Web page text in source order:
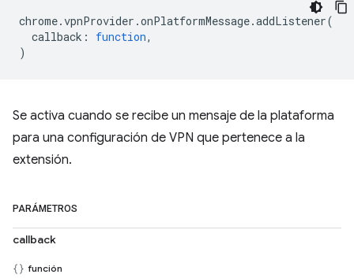
chrome.vpnProvider .onPlatformMessage.addListener(
callback : function,
)
Se activa cuando se recibe un mensaje de la plataforma
para una configuración de VPN que pertenece a la
extensión.
PARÁMETROS
callback
función